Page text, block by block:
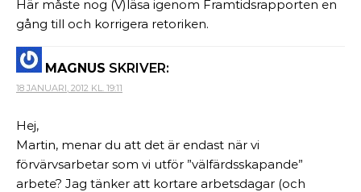
Här måste nog (V)läsa igenom Framtidsrapporten en
gång till och korrigera retoriken.
MAGNUS SKRIVER:
18 JANUARI, 2012 KL. 19:11
Hej,
Martin, menar du att det är endast när vi
förvärvsarbetar som vi utför ”välfärdsskapande”
arbete? Jag tänker att kortare arbetsdagar (och